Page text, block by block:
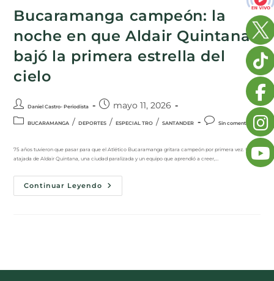
Bucaramanga campeón: la
noche en que Aldair Quintana
bajó la primera estrella del
cielo
Daniel Castro- Periodista mayo 11, 2026
BUCARAMANGA / DEPORTES / ESPECIAL TRO / SANTANDER Sin comentarios
75 años tuvieron que pasar para que el Atlético Bucaramanga gritara campeón por primera vez. Una
atajada de Aldair Quintana, una ciudad paralizada y un equipo que aprendió a creer,…
Continuar Leyendo